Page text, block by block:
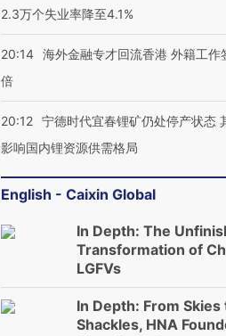
2.3万个失业率降至4.1%
20:14 海外金融专才回流香港 外籍工作
倍
20:12 宁德时代宜春锂矿仍处停产状态
影响国内锂资源供需格局
English - Caixin Global
In Depth: The
Transformation of
LGFVs
In Depth: From Skies
Shackles, HNA